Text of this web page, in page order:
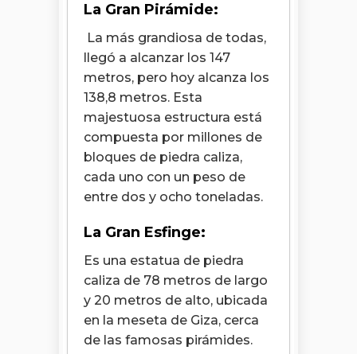
La Gran Pirámide:
La más grandiosa de todas,
llegó a alcanzar los 147
metros, pero hoy alcanza los
138,8 metros. Esta
majestuosa estructura está
compuesta por millones de
bloques de piedra caliza,
cada uno con un peso de
entre dos y ocho toneladas.
La Gran Esfinge:
Es una estatua de piedra
caliza de 78 metros de largo
y 20 metros de alto, ubicada
en la meseta de Giza, cerca
de las famosas pirámides.